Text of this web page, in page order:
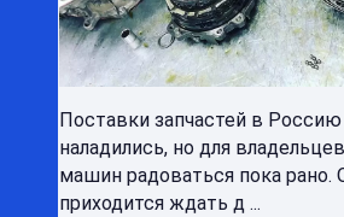
Поставки запчастей в
наладились, но для
машин радоваться пока рано.
приходится ждать д ...